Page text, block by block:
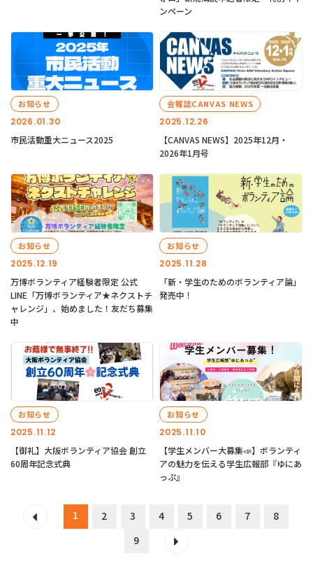
ンペーン
2026.01.30
お知らせ
市民活動重大ニュース2025
2025.12.26
会報誌CANVAS NEWS
【CANVAS NEWS】2025年12月・
2026年1月号
2025.12.19
お知らせ
万博ボランティア経験者限定 公式
LINE「万博ボランティア★ネクストチ
ャレンジ」、始めました！友だち募集
中
2025.11.28
お知らせ
「新・学生のためのボランティア論」
発売中！
2025.11.12
お知らせ
【御礼】大阪ボランティア協会 創立
60周年記念式典
2025.11.10
お知らせ
【学生メンバー大募集📣】ボランティ
アの魅力を伝える学生広報部『ゆにあ
っぷ』
1 2 3 4 5 6 7
8
9